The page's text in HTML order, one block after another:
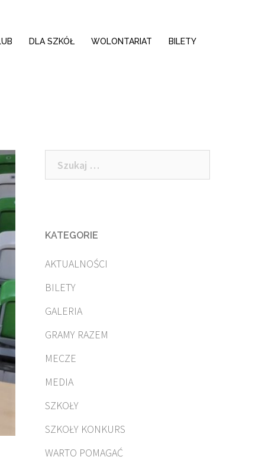
DLA SZKÓŁ WOLONTARIAT BILETY
Szukaj:
KATEGORIE
AKTUALNOŚCI
BILETY
GALERIA
GRAMY RAZEM
MECZE
MEDIA
SZKOŁY
SZKOŁY KONKURS
WARTO POMAGAĆ